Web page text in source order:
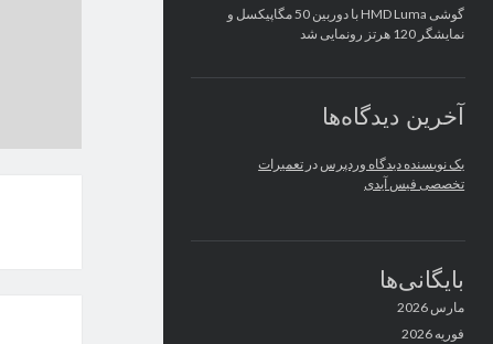
گوشی HMD Luma با دوربین 50 مگاپیکسل و
نمایشگر 120 هرتز رونمایی شد
آخرین دیدگاه‌ها
یک نویسنده دیدگاه وردپرس در تعمیرات
تخصصی فیس آیدی
بایگانی‌ها
مارس 2026
فوریه 2026